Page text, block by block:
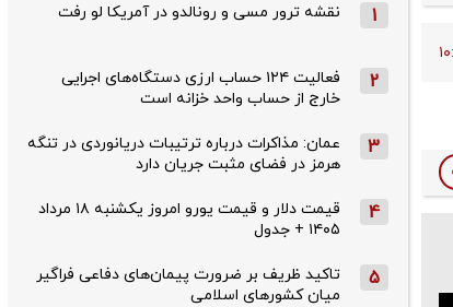
1 نقشه ترور مسی و رونالدو در آمریکا لو رفت
2
فعالیت ۱۲۴ حساب ارزی دستگاه‌های اجرایی
خارج از حساب واحد خزانه است
3
عمان: مذاکرات درباره ترتیبات دریانوردی در تنگه
هرمز در فضای مثبت جریان دارد
4
قیمت دلار و قیمت یورو امروز یکشنبه ۱۸ مرداد
۱۴۰۵ + جدول
5
تاکید ظریف بر ضرورت پیمان‌های دفاعی فراگیر
میان کشورهای اسلامی